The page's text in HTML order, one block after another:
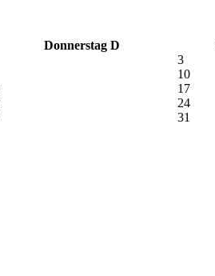
Donnerstag D
3
10
17
24
31